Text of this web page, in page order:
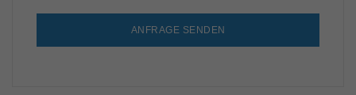
ANFRAGE SENDEN